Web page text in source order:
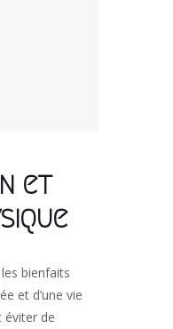
et
bienfaits
et d’une vie
éviter de